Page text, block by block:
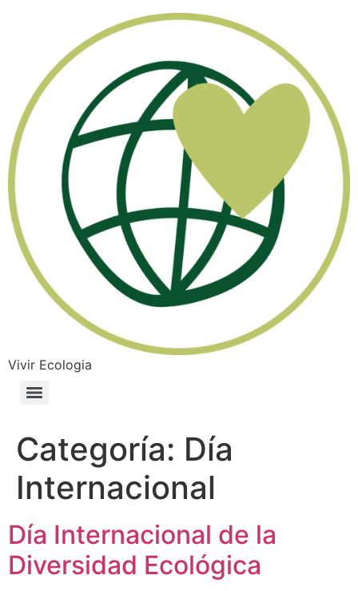
Vivir Ecologia
Categoría: Día
Internacional
Día Internacional de la
Diversidad Ecológica